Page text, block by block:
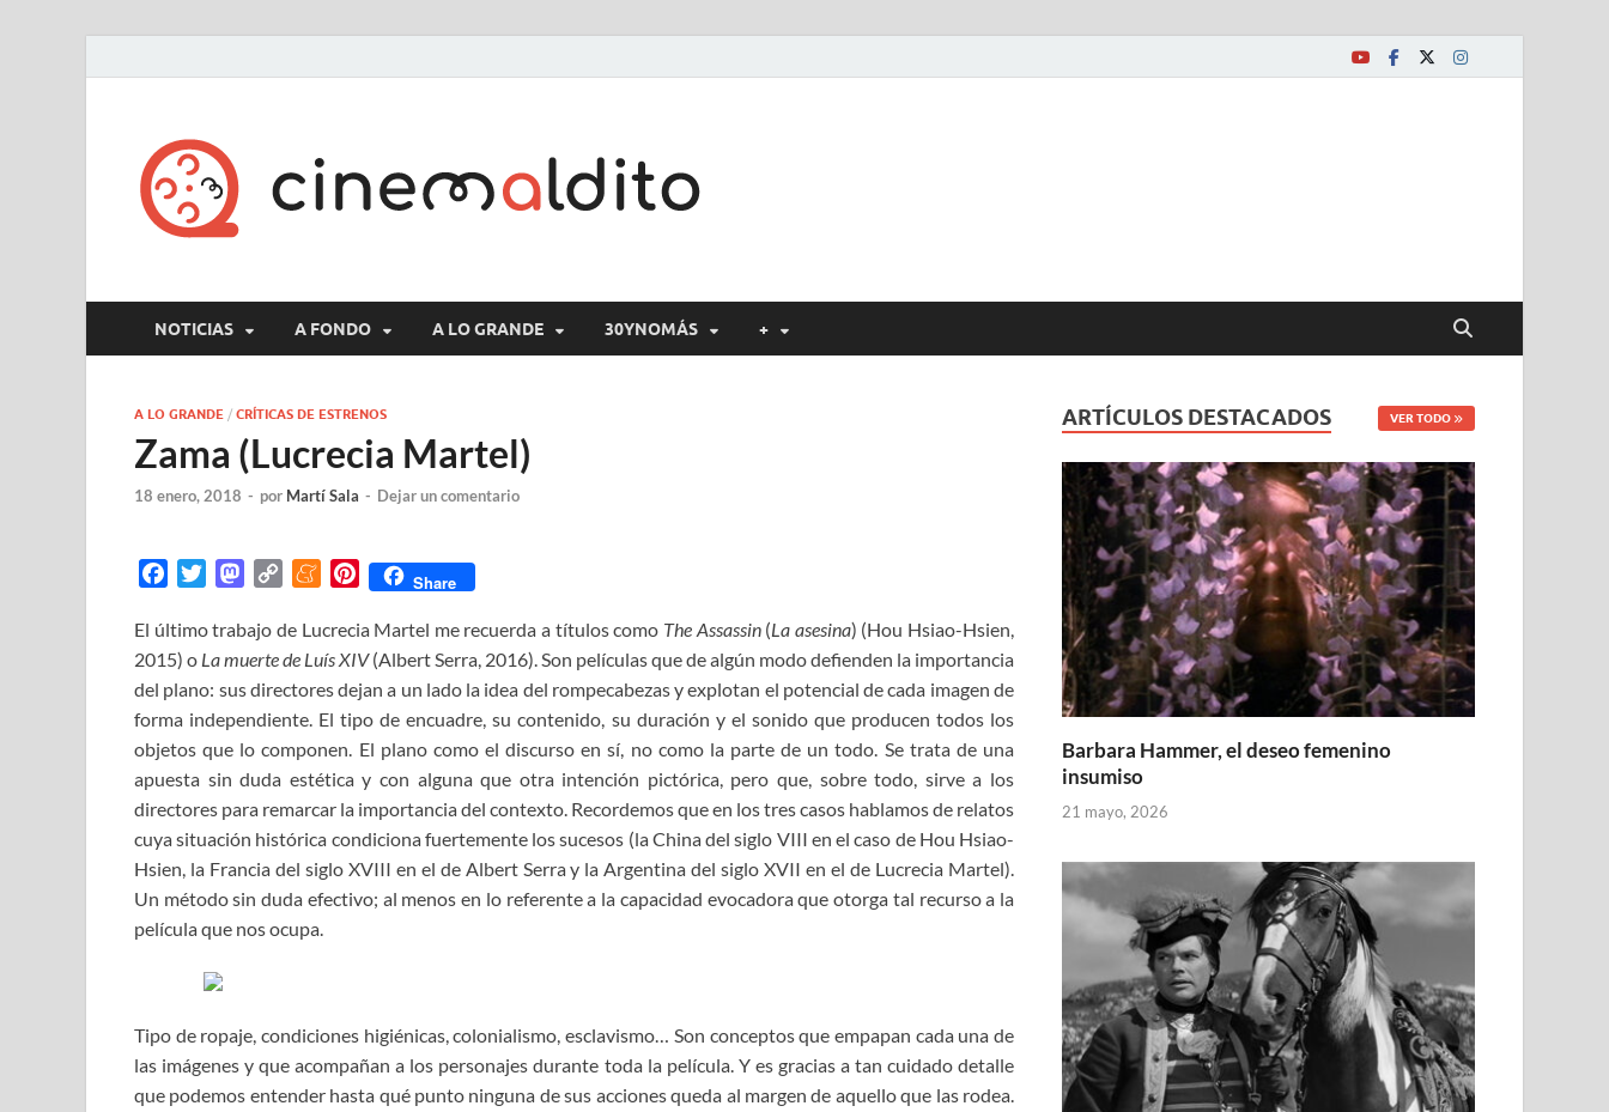
NOTICIAS A FONDO A LO GRANDE 30YNOMÁS +
A LO GRANDE / CRÍTICAS DE ESTRENOS
Zama (Lucrecia Martel)
18 enero, 2018 - por Martí Sala - Dejar un comentario
c
e
b
o
o
k
i
t
t
e
r
M
s
t
o
d
o
n
p
y
L
i
n
k
M
n
e
a
m
e
P
n
t
e
r
e
s
t
Share
El último trabajo de Lucrecia Martel me recuerda a títulos como The Assassin(La asesina) (Hou Hsiao-Hsien,
2015) o La muerte de Luís XIV(Albert Serra, 2016). Son películas que de algún modo defienden la importancia
del plano: sus directores dejan a un lado la idea del rompecabezas y explotan el potencial de cada imagen de
forma independiente. El tipo de encuadre, su contenido, su duración y el sonido que producen todos los
objetos que lo componen. El plano como el discurso en sí, no como la parte de un todo. Se trata de una
apuesta sin duda estética y con alguna que otra intención pictórica, pero que, sobre todo, sirve a los
directores para remarcar la importancia del contexto. Recordemos que en los tres casos hablamos de relatos
cuya situación histórica condiciona fuertemente los sucesos (la China del siglo VIII en el caso de Hou Hsiao-
Hsien, la Francia del siglo XVIII en el de Albert Serra y la Argentina del siglo XVII en el de Lucrecia Martel).
Un método sin duda efectivo; al menos en lo referente a la capacidad evocadora que otorga tal recurso a la
película que nos ocupa.
Tipo de ropaje, condiciones higiénicas, colonialismo, esclavismo… Son conceptos que empapan cada una de
las imágenes y que acompañan a los personajes durante toda la película. Y es gracias a tan cuidado detalle
que podemos entender hasta qué punto ninguna de sus acciones queda al margen de aquello que las rodea.
ARTÍCULOS DESTACADOS VER TODO
Barbara Hammer, el deseo femenino
insumiso
21 mayo, 2026